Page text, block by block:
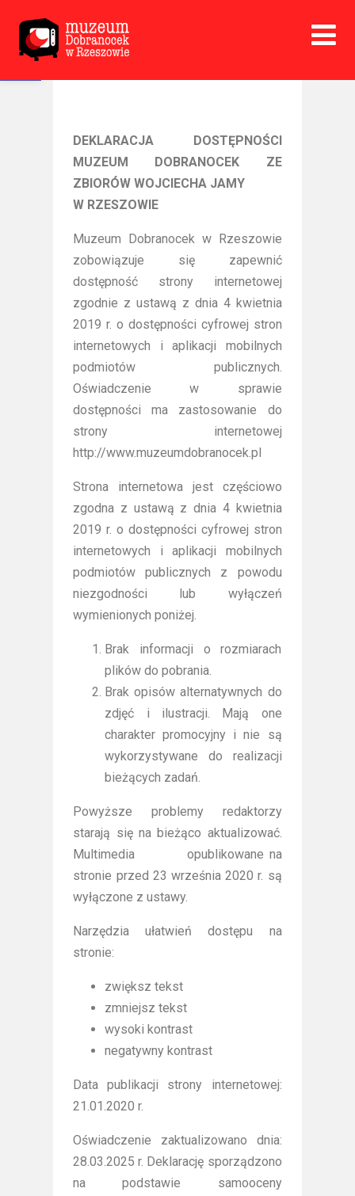
Open toolbar
DEKLARACJA DOSTĘPNOŚCI
MUZEUM DOBRANOCEK ZE
ZBIORÓW WOJCIECHA JAMY
W RZESZOWIE
Muzeum Dobranocek w Rzeszowie
zobowiązuje się zapewnić
dostępność strony internetowej
zgodnie z ustawą z dnia 4 kwietnia
2019 r. o dostępności cyfrowej stron
internetowych i aplikacji mobilnych
podmiotów publicznych.
Oświadczenie w sprawie
dostępności ma zastosowanie do
strony internetowej
http://www.muzeumdobranocek.pl
Strona internetowa jest częściowo
zgodna z ustawą z dnia 4 kwietnia
2019 r. o dostępności cyfrowej stron
internetowych i aplikacji mobilnych
podmiotów publicznych z powodu
niezgodności lub wyłączeń
wymienionych poniżej.
Brak informacji o rozmiarach
plików do pobrania.
Brak opisów alternatywnych do
zdjęć i ilustracji. Mają one
charakter promocyjny i nie są
wykorzystywane do realizacji
bieżących zadań.
Powyższe problemy redaktorzy
starają się na bieżąco aktualizować.
Multimedia opublikowane na
stronie przed 23 września 2020 r. są
wyłączone z ustawy.
Narzędzia ułatwień dostępu na
stronie:
zwiększ tekst
zmniejsz tekst
wysoki kontrast
negatywny kontrast
Data publikacji strony internetowej:
21.01.2020 r.
Oświadczenie zaktualizowano dnia:
28.03.2025 r. Deklarację sporządzono
na podstawie samooceny